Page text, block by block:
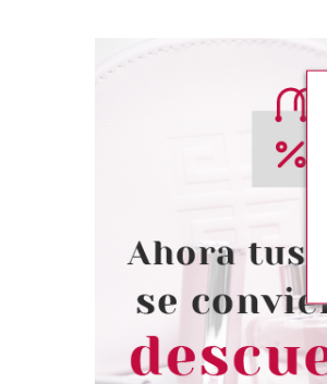
CATRICE MATT & GLOW PALETA
Pvr 4.59€
desde
3.55€